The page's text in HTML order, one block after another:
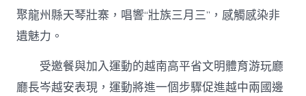
聚龍州縣天琴壯寨，唱響“壯族三月三”，感觸感染非
遺魅力。
受邀餐與加入運動的越南高平省文明體育游玩廳
廳長岑越安表現，運動將進一個步驟促進越中兩國邊